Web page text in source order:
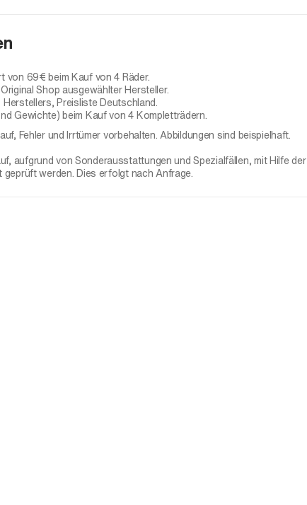
von 69€ beim Kauf von 4 Räder.
Shop ausgewählter Hersteller.
Preisliste Deutschland.
Gewichte) beim Kauf von 4 Kompletträdern.
Fehler und Irrtümer vorbehalten. Abbildungen sind beispielhaft.
aufgrund von Sonderausstattungen und Spezialfällen, mit Hilfe der
werden. Dies erfolgt nach Anfrage.